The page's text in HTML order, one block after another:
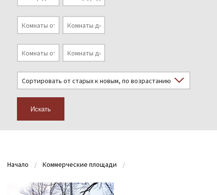
Искать
Начало Коммерческие площади